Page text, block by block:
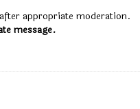
appropriate moderation.
message.